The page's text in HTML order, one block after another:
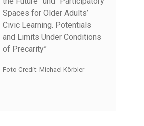
Spaces for Older Adults’
Civic Learning. Potentials
and Limits Under Conditions
of Precarity”
Foto Credit: Michael Körbler